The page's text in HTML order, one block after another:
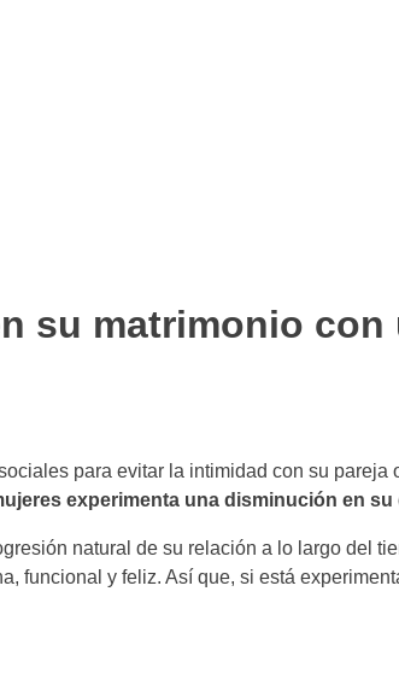
su matrimonio con
para evitar la intimidad con su
experimenta una disminución en
natural de su relación a lo largo del
funcional y feliz. Así que, si está